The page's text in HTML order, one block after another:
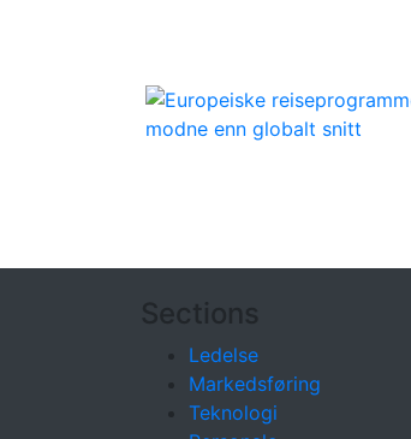
Sections
Ledelse
Markedsføring
Teknologi